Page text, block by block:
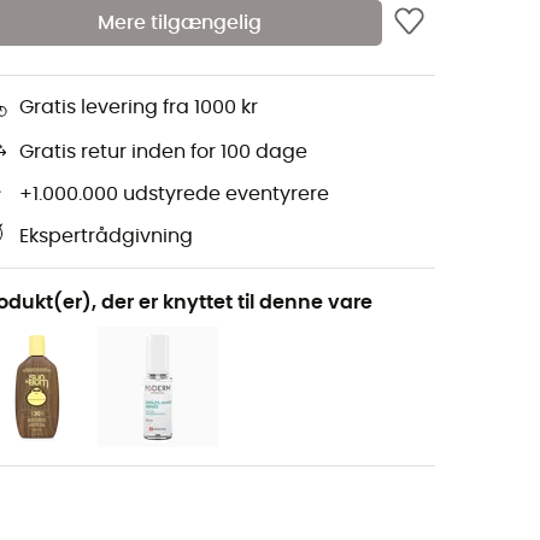
Mere tilgængelig
Gratis levering fra 1000 kr
Gratis retur inden for 100 dage
+1.000.000 udstyrede eventyrere
Ekspertrådgivning
der er knyttet til denne vare